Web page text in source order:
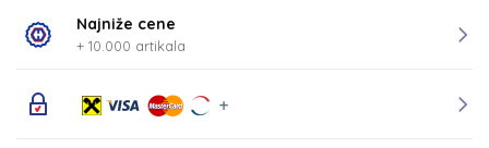
Najniže cene
+ 10.000 artikala